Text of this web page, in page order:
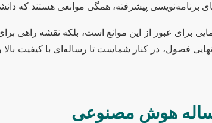
برنامه‌نویسی پیشرفته، همگی موانعی هستند که
عبور از این موانع است، بلکه نقشه راهی
فصول، در کنار شماست تا رساله‌ای با کیفیت بالا
هوش مصنوعی